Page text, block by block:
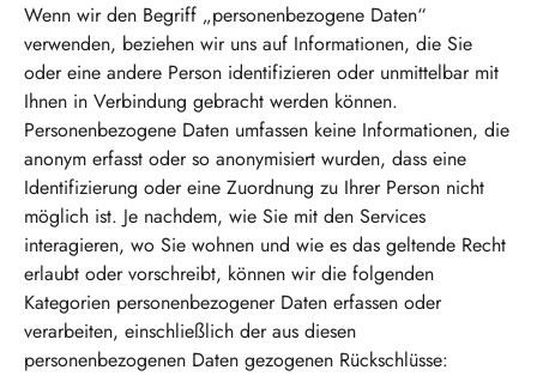
Wenn wir den Begriff „personenbezogene Daten“
verwenden, beziehen wir uns auf Informationen, die Sie
oder eine andere Person identifizieren oder unmittelbar mit
Ihnen in Verbindung gebracht werden können.
Personenbezogene Daten umfassen keine Informationen, die
anonym erfasst oder so anonymisiert wurden, dass eine
Identifizierung oder eine Zuordnung zu Ihrer Person nicht
möglich ist. Je nachdem, wie Sie mit den Services
interagieren, wo Sie wohnen und wie es das geltende Recht
erlaubt oder vorschreibt, können wir die folgenden
Kategorien personenbezogener Daten erfassen oder
verarbeiten, einschließlich der aus diesen
personenbezogenen Daten gezogenen Rückschlüsse: